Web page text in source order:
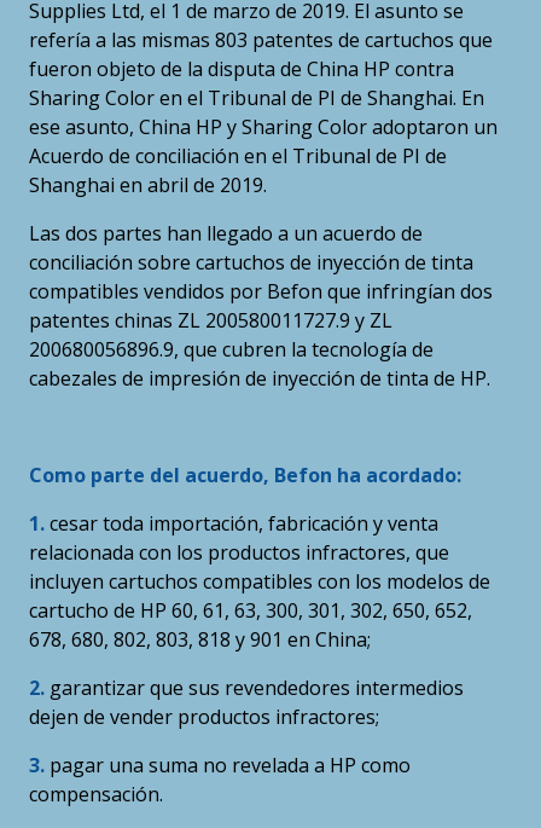
Supplies Ltd, el 1 de marzo de 2019. El asunto se
refería a las mismas 803 patentes de cartuchos que
fueron objeto de la disputa de China HP contra
Sharing Color en el Tribunal de PI de Shanghai. En
ese asunto, China HP y Sharing Color adoptaron un
Acuerdo de conciliación en el Tribunal de PI de
Shanghai en abril de 2019.
Las dos partes han llegado a un acuerdo de
conciliación sobre cartuchos de inyección de tinta
compatibles vendidos por Befon que infringían dos
patentes chinas ZL 200580011727.9 y ZL
200680056896.9, que cubren la tecnología de
cabezales de impresión de inyección de tinta de HP.
Como parte del acuerdo, Befon ha acordado:
1.cesar toda importación, fabricación y venta
relacionada con los productos infractores, que
incluyen cartuchos compatibles con los modelos de
cartucho de HP 60, 61, 63, 300, 301, 302, 650, 652,
678, 680, 802, 803, 818 y 901 en China;
2. garantizar que sus revendedores intermedios
dejen de vender productos infractores;
3. pagar una suma no revelada a HP como
compensación.